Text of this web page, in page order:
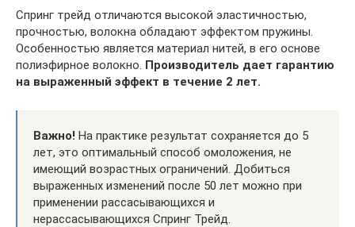
Спринг трейд отличаются высокой эластичностью,
прочностью, волокна обладают эффектом пружины.
Особенностью является материал нитей, в его основе
полиэфирное волокно. Производитель дает гарантию
на выраженный эффект в течение 2 лет.
Важно! На практике результат сохраняется до 5
лет, это оптимальный способ омоложения, не
имеющий возрастных ограничений. Добиться
выраженных изменений после 50 лет можно при
применении рассасывающихся и
нерассасывающихся Спринг Трейд.